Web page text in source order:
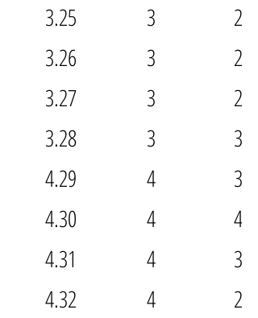
3.25
3
2.5
3.26
3
2.5
3.27
3
2.5
3.28
3
3.5
4.29
4
3.5
4.30
4
4.5
4.31
4
3.5
4.32
4
2.5